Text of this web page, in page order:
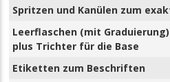
Spritzen und Kanülen zum
Leerflaschen (mit
plus Trichter für die Base
Etiketten zum Beschriften